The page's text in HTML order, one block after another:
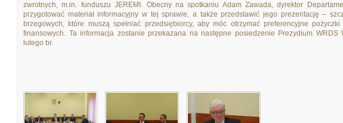
zwrotnych, m.in. funduszu JEREMI. Obecny na spotkaniu Adam Zawada, dyrektor
przygotować materiał informacyjny w tej sprawie, a także przedstawić jego prezentację –
brzegowych, które muszą spełniać przedsiębiorcy, aby móc otrzymać preferencyjne
finansowych. Ta informacja zostanie przekazana na następne posiedzenie Prezydium
lutego br.